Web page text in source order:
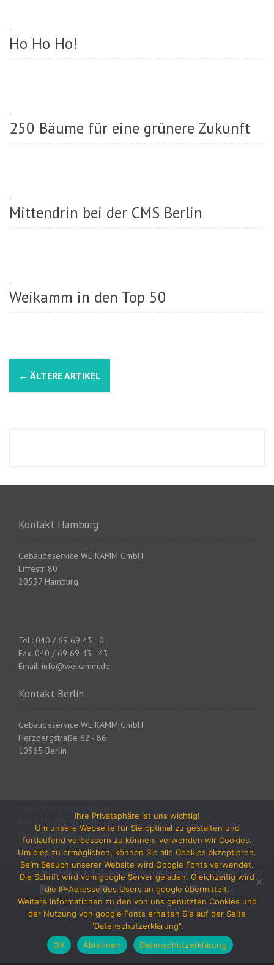
Ho Ho Ho!
250 Bäume für eine grünere Zukunft
Mittendrin bei der CMS Berlin
Weikamm in den Top 50
B
e
a
g
N
a
← ÄLTERE ARTIKEL
Kontakt Hamburg
Gebäudeservice WEIKAMM GmbH
Eiffestr. 80
20537 Hamburg
Tel.: 040 / 69 69 43 - 0
Fax: 040 / 69 69 43 - 43
Email: info@weikamm.de
Kontakt Berlin
Gebäudeservice WEIKAMM GmbH
Herzbergstraße 82 - 86
10365 Berlin
Fax: 030 / 69 53 290 - 29
Email: info@weikamm.de
Impressum |Datenschutz Unternehmensbroschüre |Hinweisgeberschutz
© 2026 by Gebäudeservice WEIKAMM GmbH
Ihre Privatsphäre ist uns wichtig!
Um unsere Webseite für Sie optimal zu gestalten und
fortlaufend verbessern zu können, verwenden wir Cookies.
Um dies zu ermöglichen, können Sie alle Cookies akzeptieren.
Beim Besuch unserer Website wird Google Fonts verwendet.
Die Schrift wird vom google Server geladen. Gleichzeitig wird
die IP-Adresse des Users an google übermittelt.
Weitere Informationen zu den von uns genutzten Cookies und
der Nutzung von google Fonts erhalten Sie auf der Seite
"Datenschutzerklärung".
OK
Ablehnen Datenschutzerklärung